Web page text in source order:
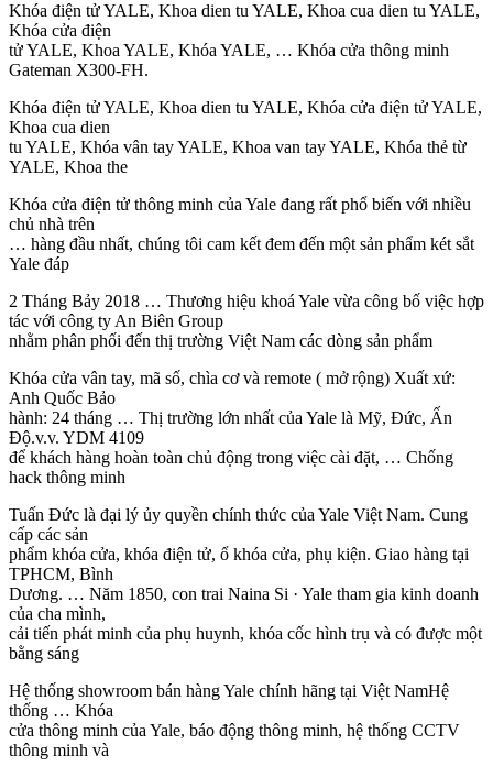
Khóa điện tử YALE, Khoa dien tu YALE, Khoa cua dien tu YALE,
Khóa cửa điện
tử YALE, Khoa YALE, Khóa YALE, … Khóa cửa thông minh
Gateman X300-FH.
Khóa điện tử YALE, Khoa dien tu YALE, Khóa cửa điện tử YALE,
Khoa cua dien
tu YALE, Khóa vân tay YALE, Khoa van tay YALE, Khóa thẻ từ
YALE, Khoa the
Khóa cửa điện tử thông minh của Yale đang rất phổ biến với nhiều
chủ nhà trên
… hàng đầu nhất, chúng tôi cam kết đem đến một sản phẩm két sắt
Yale đáp
2 Tháng Bảy 2018 … Thương hiệu khoá Yale vừa công bố việc hợp
tác với công ty An Biên Group
nhằm phân phối đến thị trường Việt Nam các dòng sản phẩm
Khóa cửa vân tay, mã số, chìa cơ và remote ( mở rộng) Xuất xứ:
Anh Quốc Bảo
hành: 24 tháng … Thị trường lớn nhất của Yale là Mỹ, Đức, Ấn
Độ.v.v. YDM 4109
để khách hàng hoàn toàn chủ động trong việc cài đặt, … Chống
hack thông minh
Tuấn Đức là đại lý ủy quyền chính thức của Yale Việt Nam. Cung
cấp các sản
phẩm khóa cửa, khóa điện tử, ổ khóa cửa, phụ kiện. Giao hàng tại
TPHCM, Bình
Dương. … Năm 1850, con trai Naina Si · Yale tham gia kinh doanh
của cha mình,
cải tiến phát minh của phụ huynh, khóa cốc hình trụ và có được một
bằng sáng
Hệ thống showroom bán hàng Yale chính hãng tại Việt NamHệ
thống … Khóa
cửa thông minh của Yale, báo động thông minh, hệ thống CCTV
thông minh và